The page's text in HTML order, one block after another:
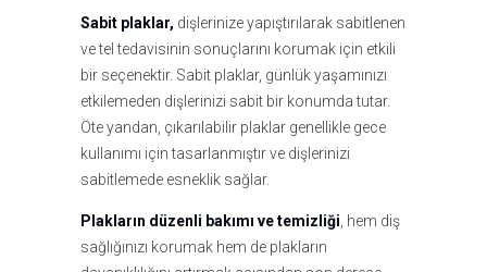
Sabit plaklar, dişlerinize yapıştırılarak sabitlenen
ve tel tedavisinin sonuçlarını korumak için etkili
bir seçenektir. Sabit plaklar, günlük yaşamınızı
etkilemeden dişlerinizi sabit bir konumda tutar.
Öte yandan, çıkarılabilir plaklar genellikle gece
kullanımı için tasarlanmıştır ve dişlerinizi
sabitlemede esneklik sağlar.
Plakların düzenli bakımı ve temizliği, hem diş
sağlığınızı korumak hem de plakların